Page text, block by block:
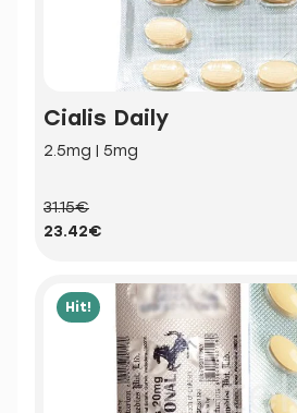
Cialis Daily
2.5mg | 5mg
31.15€
23.42€
Hit!